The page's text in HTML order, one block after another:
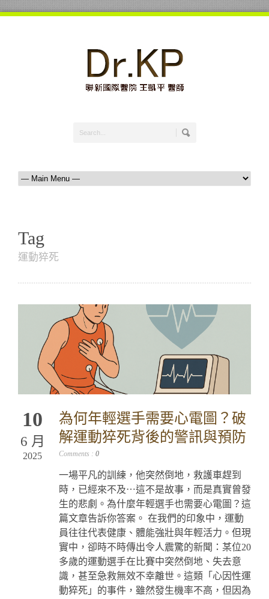
Tag
運動猝死
10
6 月
2025
為何年輕選手需要心電圖？破
解運動猝死背後的警訊與預防
Comments : 0
一場平凡的訓練，他突然倒地，救護車趕到
時，已經來不及⋯這不是故事，而是真實曾發
生的悲劇。為什麼年輕選手也需要心電圖？這
篇文章告訴你答案。 在我們的印象中，運動
員往往代表健康、體能強壯與年輕活力。但現
實中，卻時不時傳出令人震驚的新聞：某位20
多歲的運動選手在比賽中突然倒地、失去意
識，甚至急救無效不幸離世。這類「心因性運
動猝死」的事件，雖然發生機率不高，但因為